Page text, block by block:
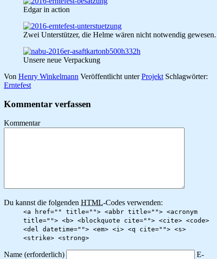
Edgar in action
Zwei Unterstützer, die Helme wären nicht notwendig gewesen.
Unsere neue Verpackung
Von Henry Winkelmann Veröffentlicht unter Projekt Schlagwörter:
Erntefest
Kommentar verfassen
Kommentar
Du kannst die folgenden HTML-Codes verwenden:
<a href="" title=""> <abbr title=""> <acronym
title=""> <b> <blockquote cite=""> <cite> <code>
<del datetime=""> <em> <i> <q cite=""> <s>
<strike> <strong>
Name (erforderlich)
E-